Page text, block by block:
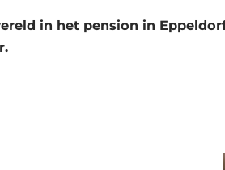
in het pension in